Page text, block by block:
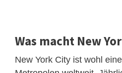
Was macht New
New York City ist wohl